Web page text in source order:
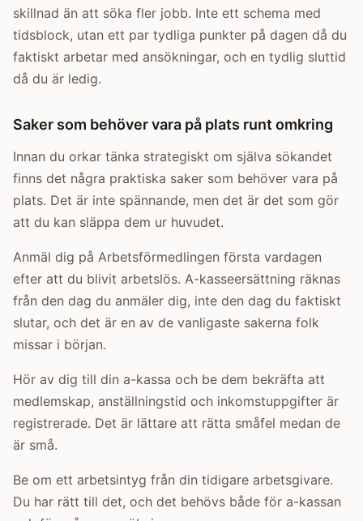
skillnad än att söka fler jobb. Inte ett schema med
tidsblock, utan ett par tydliga punkter på dagen då du
faktiskt arbetar med ansökningar, och en tydlig sluttid
då du är ledig.
Saker som behöver vara på plats runt omkring
Innan du orkar tänka strategiskt om själva sökandet
finns det några praktiska saker som behöver vara på
plats. Det är inte spännande, men det är det som gör
att du kan släppa dem ur huvudet.
Anmäl dig på Arbetsförmedlingen första vardagen
efter att du blivit arbetslös. A-kasseersättning räknas
från den dag du anmäler dig, inte den dag du faktiskt
slutar, och det är en av de vanligaste sakerna folk
missar i början.
Hör av dig till din a-kassa och be dem bekräfta att
medlemskap, anställningstid och inkomstuppgifter är
registrerade. Det är lättare att rätta småfel medan de
är små.
Be om ett arbetsintyg från din tidigare arbetsgivare.
Du har rätt till det, och det behövs både för a-kassan